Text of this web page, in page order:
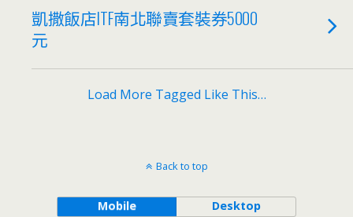
凱撒飯店ITF南北聯賣套裝券5000
元
Load More Tagged Like This…
Back to top
Mobile Desktop